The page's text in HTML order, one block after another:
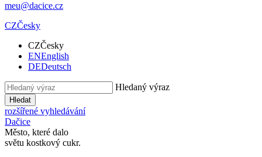
meu@dacice.cz
CZČesky
CZČesky
ENEnglish
DEDeutsch
Hledaný výraz
Hledat
rozšířené vyhledávání
Dačice
Město, které dalo
světu kostkový cukr.